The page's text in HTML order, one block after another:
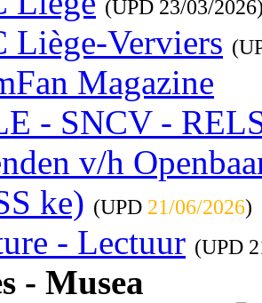
(UPD 23/03/2026
Liège-Verviers
Magazine
- SNCV -
v/h
ke) (UPD 21/06/2026)
- Lectuur (UPD
- Musea